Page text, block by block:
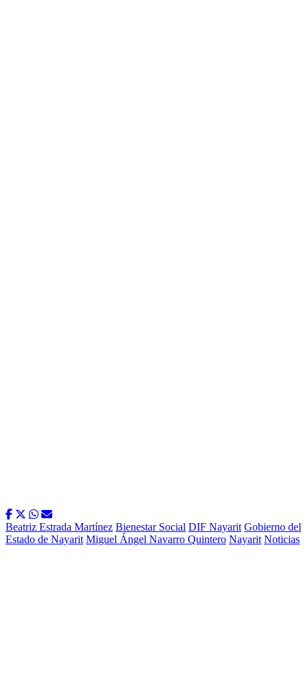
Beatriz Estrada Martínez Bienestar Social DIF Nayarit Gobierno del
Estado de Nayarit Miguel Ángel Navarro Quintero Nayarit Noticias